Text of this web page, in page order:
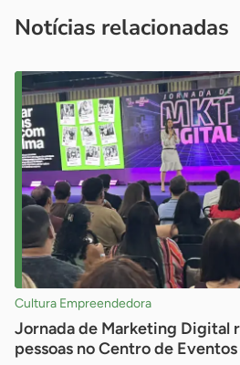
Notícias relacionadas
Cultura Empreendedora
Jornada de Marketing Digital
pessoas no Centro de